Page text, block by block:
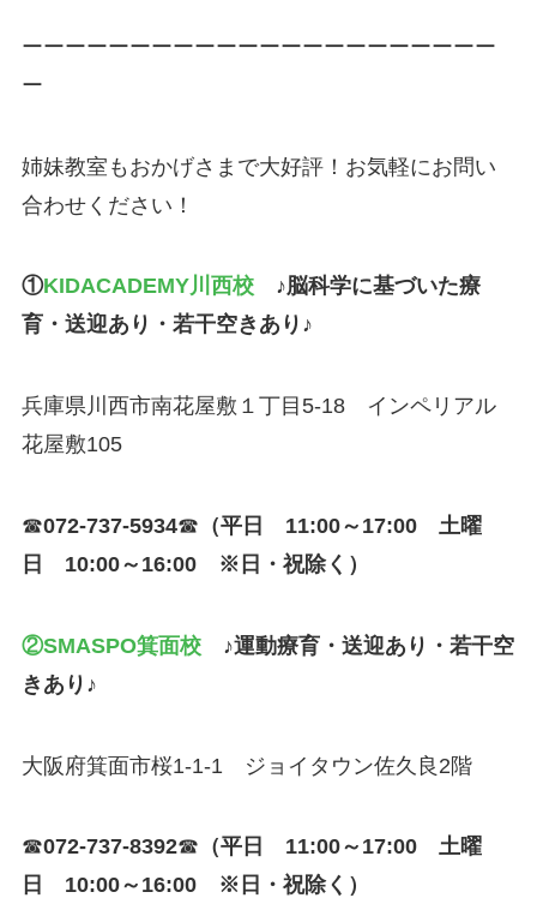
ーーーーーーーーーーーーーーーーーーーーーー
ー
姉妹教室もおかげさまで大好評！お気軽にお問い
合わせください！
①KIDACADEMY川西校♪脳科学に基づいた療
育・送迎あり・若干空きあり♪
兵庫県川西市南花屋敷１丁目5-18 インペリアル
花屋敷105
☎072-737-5934☎ （平日 11:00～17:00 土曜
日 10:00～16:00 ※日・祝除く）
②SMASPO箕面校♪運動療育・送迎あり・若干空
きあり♪
大阪府箕面市桜1-1-1 ジョイタウン佐久良2階
☎072-737-8392☎ （平日 11:00～17:00 土曜
日 10:00～16:00 ※日・ 祝除く）